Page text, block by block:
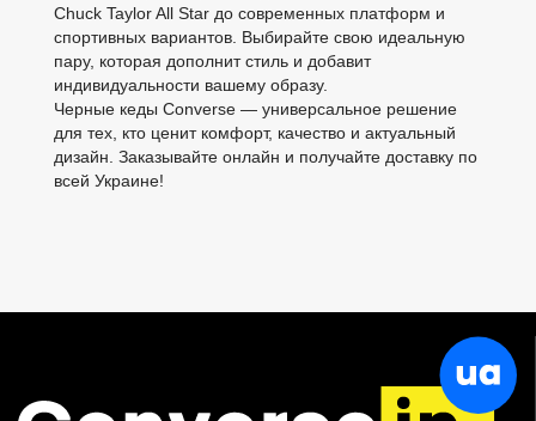
Chuck Taylor All Star до современных платформ и
спортивных вариантов. Выбирайте свою идеальную
пару, которая дополнит стиль и добавит
индивидуальности вашему образу.
Черные кеды Converse — универсальное решение
для тех, кто ценит комфорт, качество и актуальный
дизайн. Заказывайте онлайн и получайте доставку по
всей Украине!